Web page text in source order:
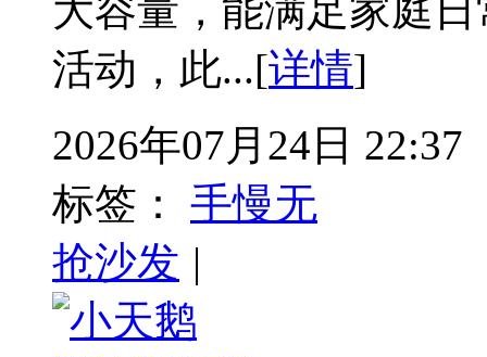
大容量，能满足家庭
活动，此...[详情]
2026年07月24日 22:37
标签：
手慢无
抢沙发 |